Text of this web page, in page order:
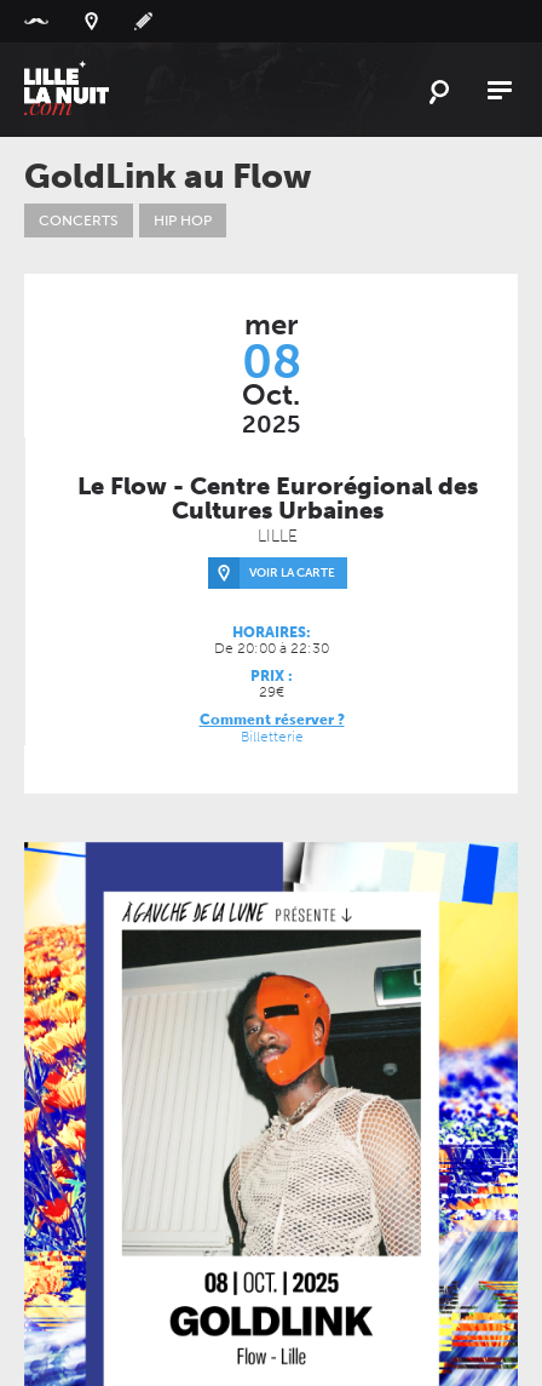
L'ACTU
L'AGENDA
GoldLink au Flow
CONCERTS HIP HOP
mer
08
Oct.
2025
Le Flow - Centre Eurorégional des
Cultures Urbaines
LILLE
VOIR LA CARTE
HORAIRES:
De 20:00 à 22:30
PRIX :
29€
Comment réserver ?
Billetterie
Panneau de gestion des cookies